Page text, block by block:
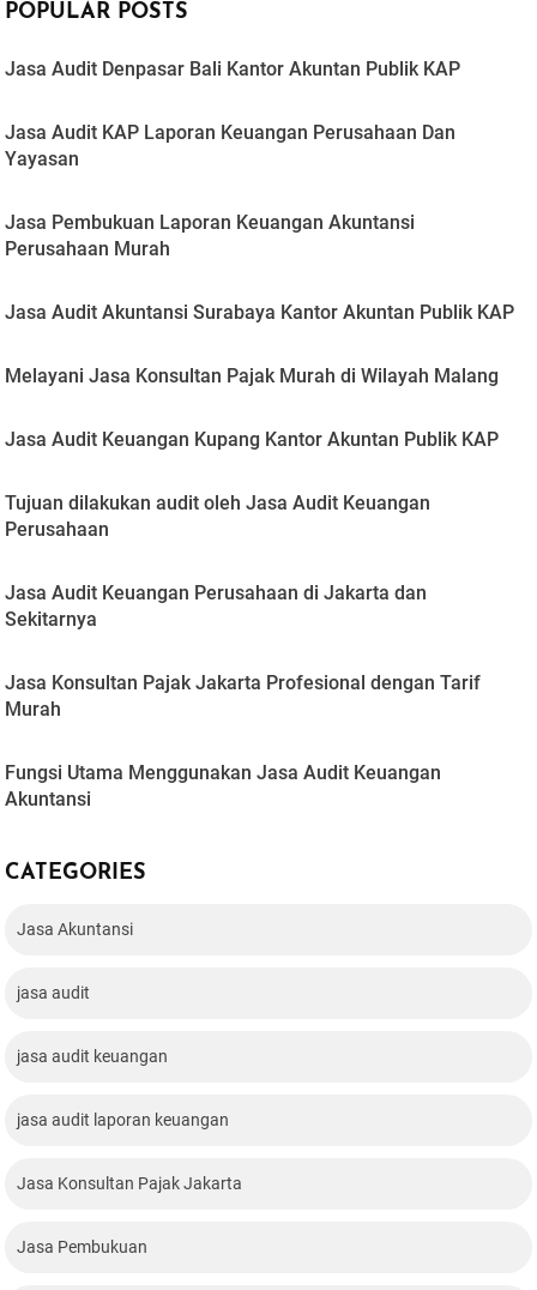
POPULAR POSTS
Jasa Audit Denpasar Bali Kantor Akuntan Publik KAP
Jasa Audit KAP Laporan Keuangan Perusahaan Dan
Yayasan
Jasa Pembukuan Laporan Keuangan Akuntansi
Perusahaan Murah
Jasa Audit Akuntansi Surabaya Kantor Akuntan Publik KAP
Melayani Jasa Konsultan Pajak Murah di Wilayah Malang
Jasa Audit Keuangan Kupang Kantor Akuntan Publik KAP
Tujuan dilakukan audit oleh Jasa Audit Keuangan
Perusahaan
Jasa Audit Keuangan Perusahaan di Jakarta dan
Sekitarnya
Jasa Konsultan Pajak Jakarta Profesional dengan Tarif
Murah
Fungsi Utama Menggunakan Jasa Audit Keuangan
Akuntansi
CATEGORIES
Jasa Akuntansi
jasa audit
jasa audit keuangan
jasa audit laporan keuangan
Jasa Konsultan Pajak Jakarta
Jasa Pembukuan